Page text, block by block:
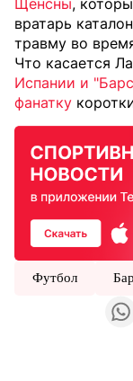
Щенсны,
вратарь
травму во
Что касается
Испании и
фанатку
Футбол